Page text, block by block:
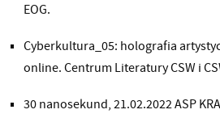
EOG.
Cyberkultura_05: holografia
online. Centrum Literatury CSW i
30 nanosekund, 21.02.2022 ASP